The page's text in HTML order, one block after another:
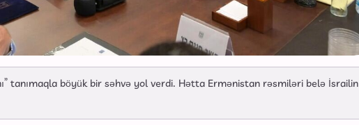
tanımaqla böyük bir səhvə yol verdi. Hətta Ermənistan rəsmiləri belə İsrailin